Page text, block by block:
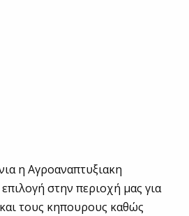
η Αγροαναπτυξιακη
στην περιοχή μας για
τους κηπουρους καθώς